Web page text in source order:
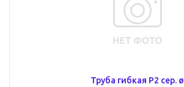
Труба гибкая P2 сер. ø